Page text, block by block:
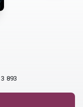
3 893